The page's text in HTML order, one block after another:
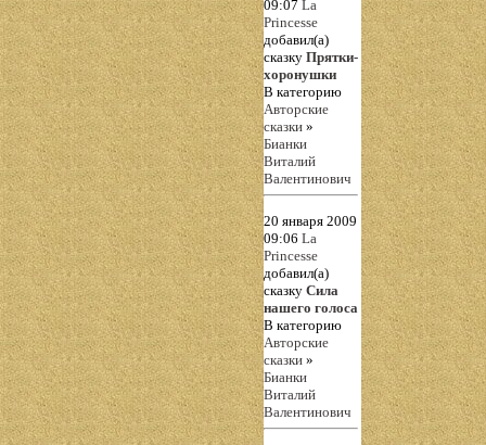
09:07 La
Princesse
добавил(а)
сказку Прятки-
хоронушки
В категорию
Авторские
сказки »
Бианки
Виталий
Валентинович
20 января 2009
09:06 La
Princesse
добавил(а)
сказку Сила
нашего голоса
В категорию
Авторские
сказки »
Бианки
Виталий
Валентинович